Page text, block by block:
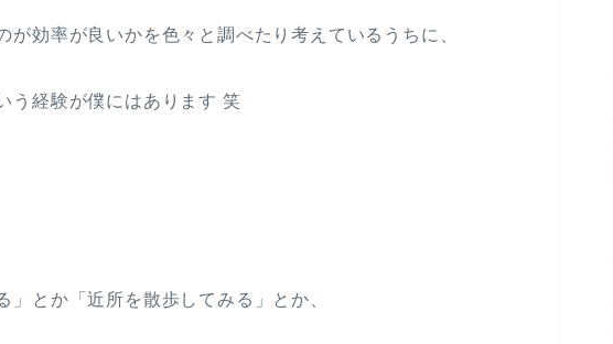
が効率が良いかを色々と調べたり考えているうちに、
う経験が僕にはあります 笑
」とか「近所を散歩してみる」とか、